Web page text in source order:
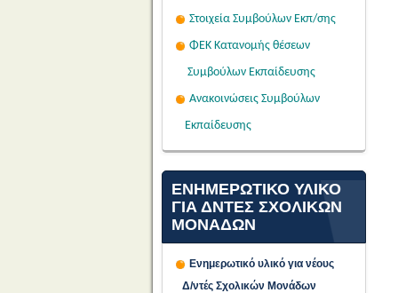
Στοιχεία Συμβούλων Εκπ/σης
ΦΕΚ Κατανομής θέσεων
Συμβούλων Εκπαίδευσης
Ανακοινώσεις Συμβούλων
Εκπαίδευσης
ΕΝΗΜΕΡΩΤΙΚΟ ΥΛΙΚΟ
ΓΙΑ ΔΝΤΕΣ ΣΧΟΛΙΚΩΝ
ΜΟΝΑΔΩΝ
Ενημερωτικό υλικό για νέους
Δ/ντές Σχολικών Μονάδων